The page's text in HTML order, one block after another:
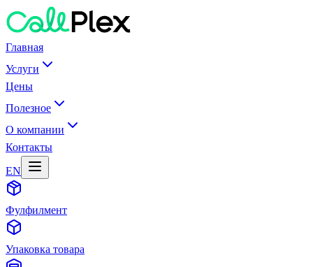
Главная
Услуги
Цены
Полезное
О компании
Контакты
EN
Фулфилмент
Упаковка товара